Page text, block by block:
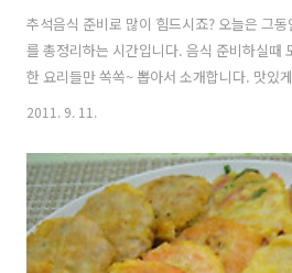
추석음식 준비로 많이 힘드시죠? 오늘은 그
를 총정리하는 시간입니다. 음식 준비하실때
한 요리들만 쏙쏙~ 뽑아서 소개합니다. 맛있
사진 밑에 글씨를 클릭하시면 해당 레시피로
http://hls3790.tistory.com/490 2. 나박김
http://hls3790.tistory.com/719 3. 수정과.
==> http://hls3790.tistory.com/1043 4. 양
바로가기 ==>http://hls3790.tistory.com/
새우전...
2011. 9. 11.